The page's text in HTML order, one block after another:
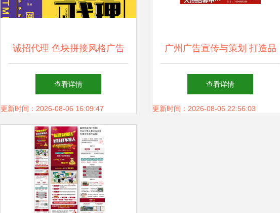
诚招代理 色块拼接风格广告
设计海报模版免费下载
查看详情
更新时间：2026-08-06 16:09:47
广州广告宣传与策划 打造品
牌影响力的核心路径
查看详情
更新时间：2026-08-06 22:56:03